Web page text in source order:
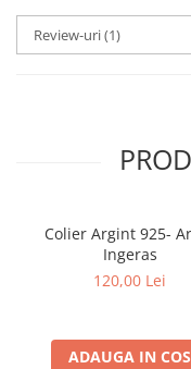
Review-uri(1)
Colier Argint 925- Aripa
Ingeras
120,00 Lei
ADAUGA IN COS